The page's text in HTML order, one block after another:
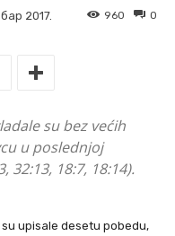
2017. 0
960
su bez većih
u poslednjoj
32:13, 18:7, 18:14).
upisale desetu pobedu,